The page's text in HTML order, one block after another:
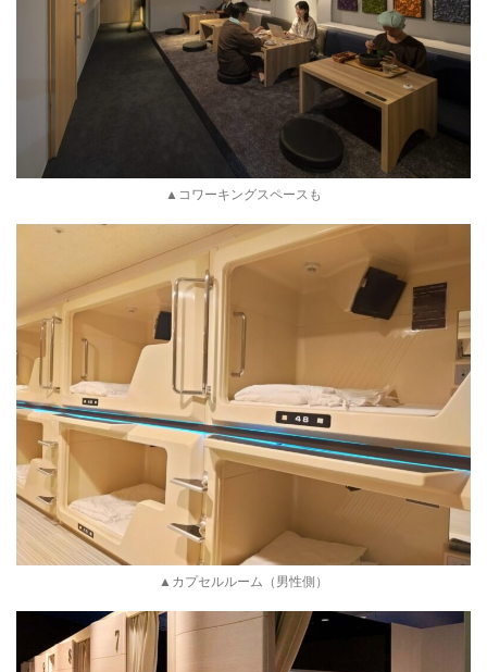
▲コワーキングスペースも
▲カプセルルーム（男性側）